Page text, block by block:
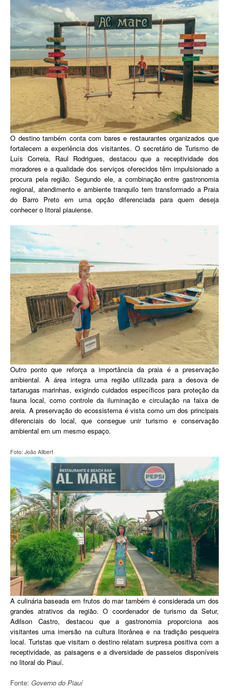
O destino também conta com bares e restaurantes organizados que
fortalecem a experiência dos visitantes. O secretário de Turismo de
Luís Correia, Raul Rodrigues, destacou que a receptividade dos
moradores e a qualidade dos serviços oferecidos têm impulsionado a
procura pela região. Segundo ele, a combinação entre gastronomia
regional, atendimento e ambiente tranquilo tem transformado a Praia
do Barro Preto em uma opção diferenciada para quem deseja
conhecer o litoral piauiense.
Outro ponto que reforça a importância da praia é a preservação
ambiental. A área integra uma região utilizada para a desova de
tartarugas marinhas, exigindo cuidados específicos para proteção da
fauna local, como controle da iluminação e circulação na faixa de
areia. A preservação do ecossistema é vista como um dos principais
diferenciais do local, que consegue unir turismo e conservação
ambiental em um mesmo espaço.
Foto: João Allbert
A culinária baseada em frutos do mar também é considerada um dos
grandes atrativos da região. O coordenador de turismo da Setur,
Adilson Castro, destacou que a gastronomia proporciona aos
visitantes uma imersão na cultura litorânea e na tradição pesqueira
local. Turistas que visitam o destino relatam surpresa positiva com a
receptividade, as paisagens e a diversidade de passeios disponíveis
no litoral do Piauí.
Fonte: Governo do Piauí